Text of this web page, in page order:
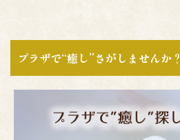
プラザで“癒し”さがしませんか？